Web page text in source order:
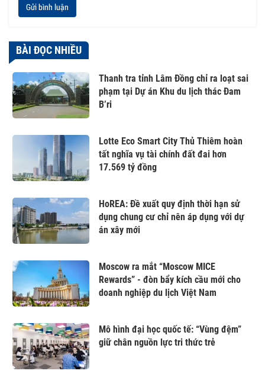
Gửi bình luận
BÀI ĐỌC NHIỀU
Thanh tra tỉnh Lâm Đồng chỉ ra loạt sai
phạm tại Dự án Khu du lịch thác Đam
B’ri
Lotte Eco Smart City Thủ Thiêm hoàn
tất nghĩa vụ tài chính đất đai hơn
17.569 tỷ đồng
HoREA: Đề xuất quy định thời hạn sử
dụng chung cư chỉ nên áp dụng với dự
án xây mới
Moscow ra mắt “Moscow MICE
Rewards” - đòn bẩy kích cầu mới cho
doanh nghiệp du lịch Việt Nam
Mô hình đại học quốc tế: “Vùng đệm”
giữ chân nguồn lực tri thức trẻ